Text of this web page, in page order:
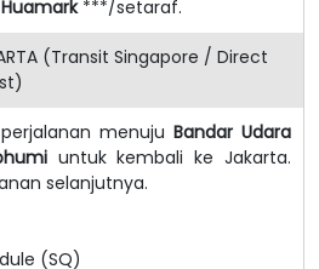
***/setaraf.
(Transit Singapore / Direct
menujuBandar Udara
untuk kembali ke Jakarta.
selanjutnya.
(SQ)